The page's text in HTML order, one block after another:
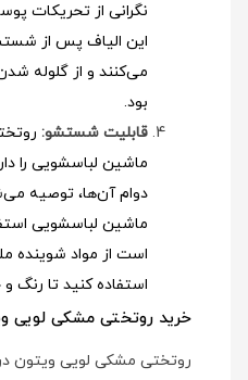
نگرانی از تحریکات
این الیاف پس از
می‌کنند و از گلوله
بود.
قابلیت شستشو:
ماشین لباسشویی را
دوام آن‌ها، توصیه
ماشین لباسشویی
است از مواد شوینده
استفاده کنید تا
خرید روتختی مشکی لویی
روتختی مشکی لویی ویتون در